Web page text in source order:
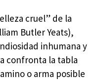
cruel” de la
Butler Yeats),
inhumana y
confronta la tabla
o arma posible